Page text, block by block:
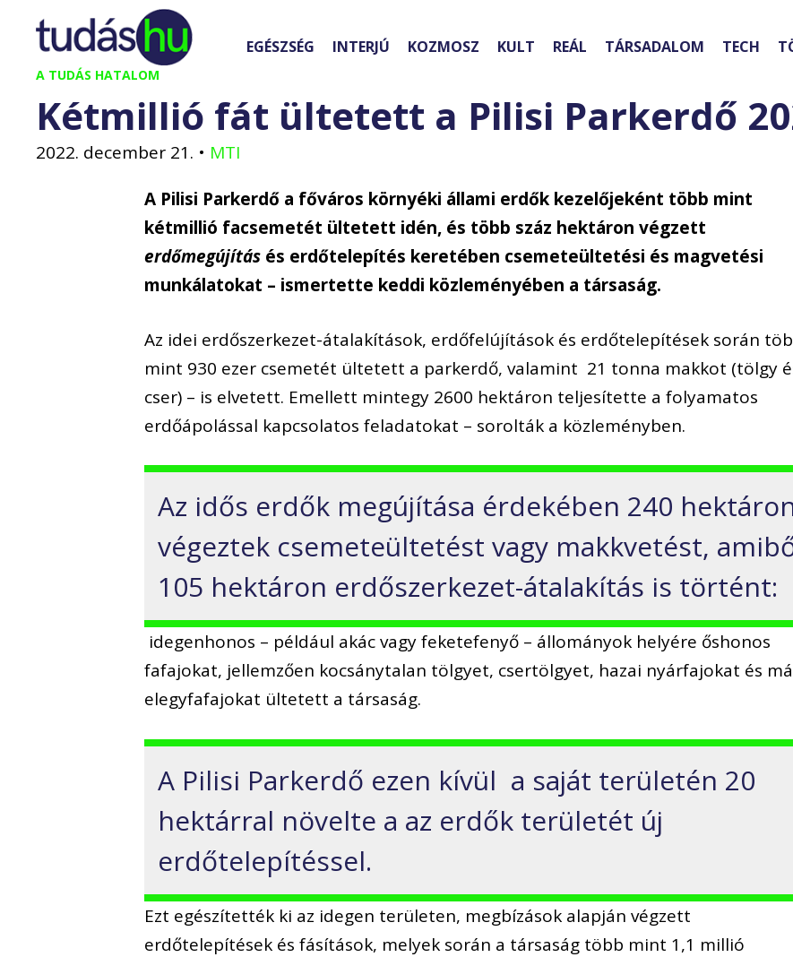
Kilépés
tartalomba
A TUDÁS HATALOM
EGÉSZSÉG INTERJÚ KOZMOSZ KULT REÁL TÁRSADALOM TECH
Kétmillió fát ültetett a Pilisi Parkerdő
2022. december 21. • MTI
A Pilisi Parkerdő a főváros környéki állami erdők kezelőjeként több mint
kétmillió facsemetét ültetett idén, és több száz hektáron végzett
erdőmegújítás és erdőtelepítés keretében csemeteültetési és magvetési
munkálatokat – ismertette keddi közleményében a társaság.
Az idei erdőszerkezet-átalakítások, erdőfelújítások és erdőtelepítések során
mint 930 ezer csemetét ültetett a parkerdő, valamint 21 tonna makkot (tölgy
cser) – is elvetett. Emellett mintegy 2600 hektáron teljesítette a folyamatos
erdőápolással kapcsolatos feladatokat – sorolták a közleményben.
Az idős erdők megújítása érdekében 240
végeztek csemeteültetést vagy makkvetést,
105 hektáron erdőszerkezet-átalakítás is történt:
idegenhonos – például akác vagy feketefenyő – állományok helyére őshonos
fafajokat, jellemzően kocsánytalan tölgyet, csertölgyet, hazai nyárfajokat és
elegyfafajokat ültetett a társaság.
A Pilisi Parkerdő ezen kívül a saját területén 20
hektárral növelte a az erdők területét új
erdőtelepítéssel.
Ezt egészítették ki az idegen területen, megbízások alapján végzett
erdőtelepítések és fásítások, melyek során a társaság több mint 1,1 millió